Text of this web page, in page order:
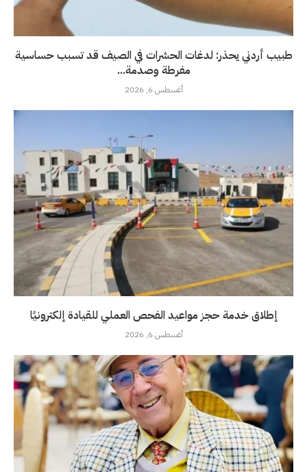
طبيب أردني يحذر: لدغات الحشرات في الصيف قد تسبب حساسية
مفرطة وصدمة...
أغسطس 6, 2026
إطلاق خدمة حجز مواعيد الفحص العملي للقيادة إلكترونيًا
أغسطس 6, 2026